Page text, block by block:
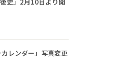
カレンダー」写真変更